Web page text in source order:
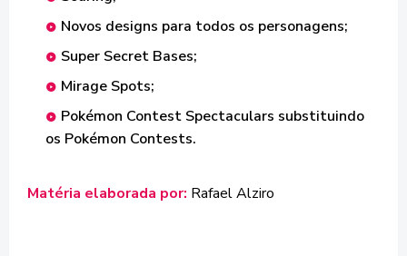
Novos designs para todos os personagens;
Super Secret Bases;
Mirage Spots;
Pokémon Contest Spectaculars substituindo
os Pokémon Contests.
Matéria elaborada por: Rafael Alziro